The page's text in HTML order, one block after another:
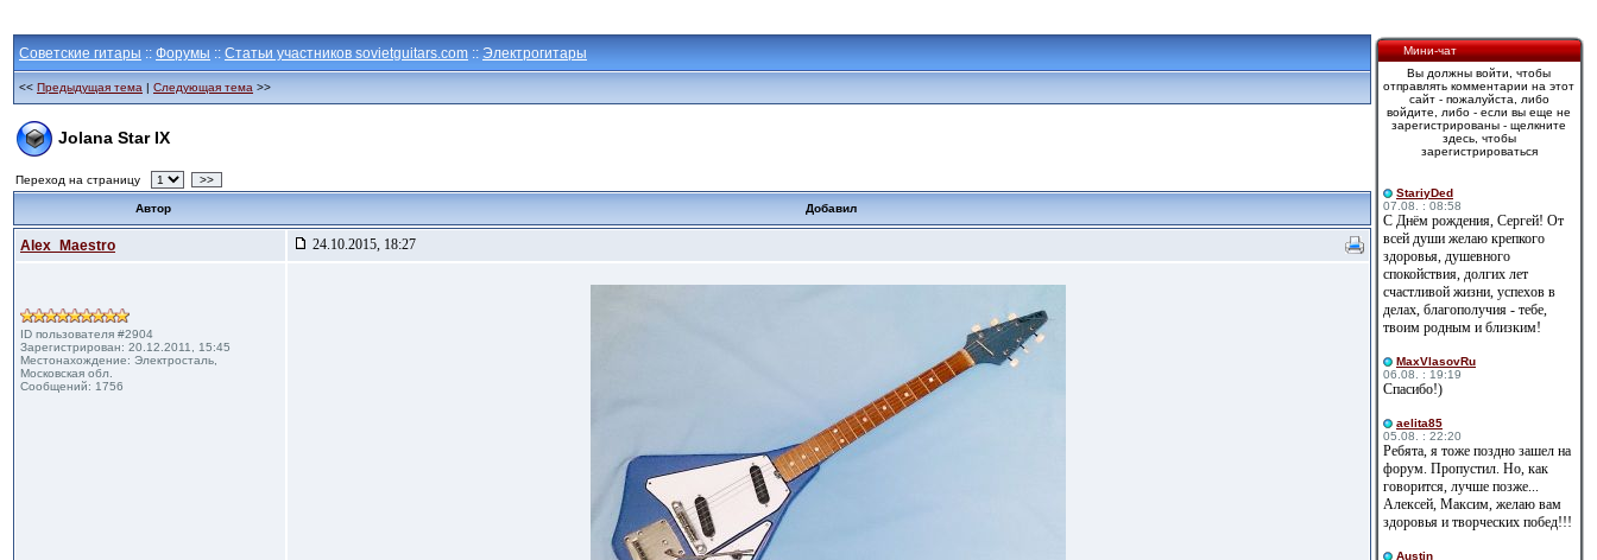
Советские гитары :: Форумы :: Статьи участников sovietguitars.com :: Электрогитары
<< Предыдущая тема | Следующая тема >>
Jolana Star IX
Переход на страницу >>
Автор Добавил
Alex_Maestro 24.10.2015, 18:27
ID пользователя #2904
Зарегистрирован: 20.12.2011, 15:45
Местонахождение: Электросталь,
Московская обл.
Сообщений: 1756
Мини-чат
Вы должны войти, чтобы
отправлять комментарии на этот
сайт - пожалуйста, либо
войдите, либо - если вы еще не
зарегистрированы - щелкните
здесь, чтобы
зарегистрироваться
StariyDed
07.08. : 08:58
С Днём рождения, Сергей! От
всей души желаю крепкого
здоровья, душевного
спокойствия, долгих лет
счастливой жизни, успехов в
делах, благополучия - тебе,
твоим родным и близким!
MaxVlasovRu
06.08. : 19:19
Спасибо!)
aelita85
05.08. : 22:20
Ребята, я тоже поздно зашел на
форум. Пропустил. Но, как
говорится, лучше позже...
Алексей, Максим, желаю вам
здоровья и творческих побед!!!
Austin